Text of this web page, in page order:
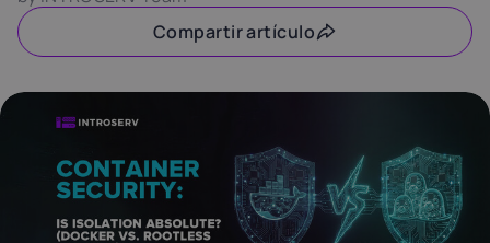
Compartir artículo
21%
Lithuania
21%
17%
Netherlands
Slovakia
20%
Slovenia
22%
Spain
21%